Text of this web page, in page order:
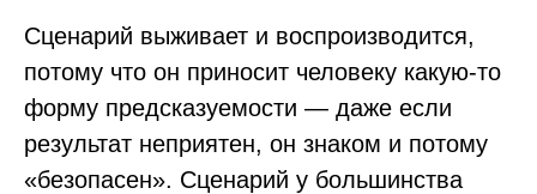
Сценарий выживает и воспроизводится,
потому что он приносит человеку какую-то
форму предсказуемости — даже если
результат неприятен, он знаком и потому
«безопасен». Сценарий у большинства